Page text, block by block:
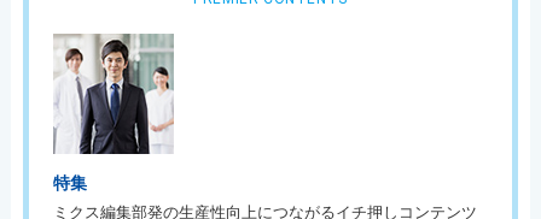
特集
ミクス編集部発の生産性向上につながるイチ押しコンテンツ